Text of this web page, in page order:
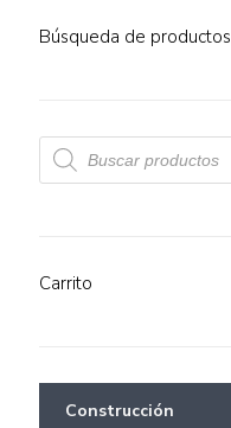
Búsqueda de productos
Búsqueda
de
productos
Carrito
Construcción